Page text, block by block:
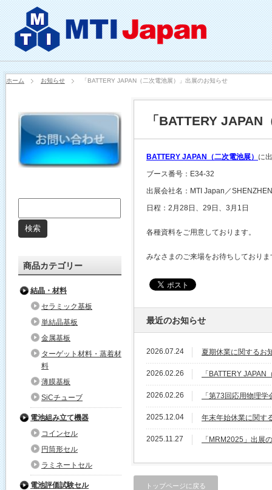
ホーム お知らせ 「BATTERY JAPAN（二次電池展）」出展のお知らせ
「BATTERY
BATTERY JAPAN（二次電池展） に
ブース番号：E34-32
出展会社名：MTI Japan／
日程：2月28日、29日、3月1日
各種資料をご用意しております。
みなさまのご来場をお待ちしておりま
最近のお知らせ
2026.07.24 夏期休業に関するお
2026.02.26 「BATTERY
2026.02.26 「第73回応用物理
2025.12.04 年末年始休業に関す
2025.11.27 「MRM2025」出展
トップページに戻る
商品カテゴリー
結晶・材料
セラミック基板
単結晶基板
金属基板
ターゲット材料・蒸着材
料
薄膜基板
SiCチューブ
電池組み立て機器
コインセル
円筒形セル
ラミネートセル
電池評価試験セル